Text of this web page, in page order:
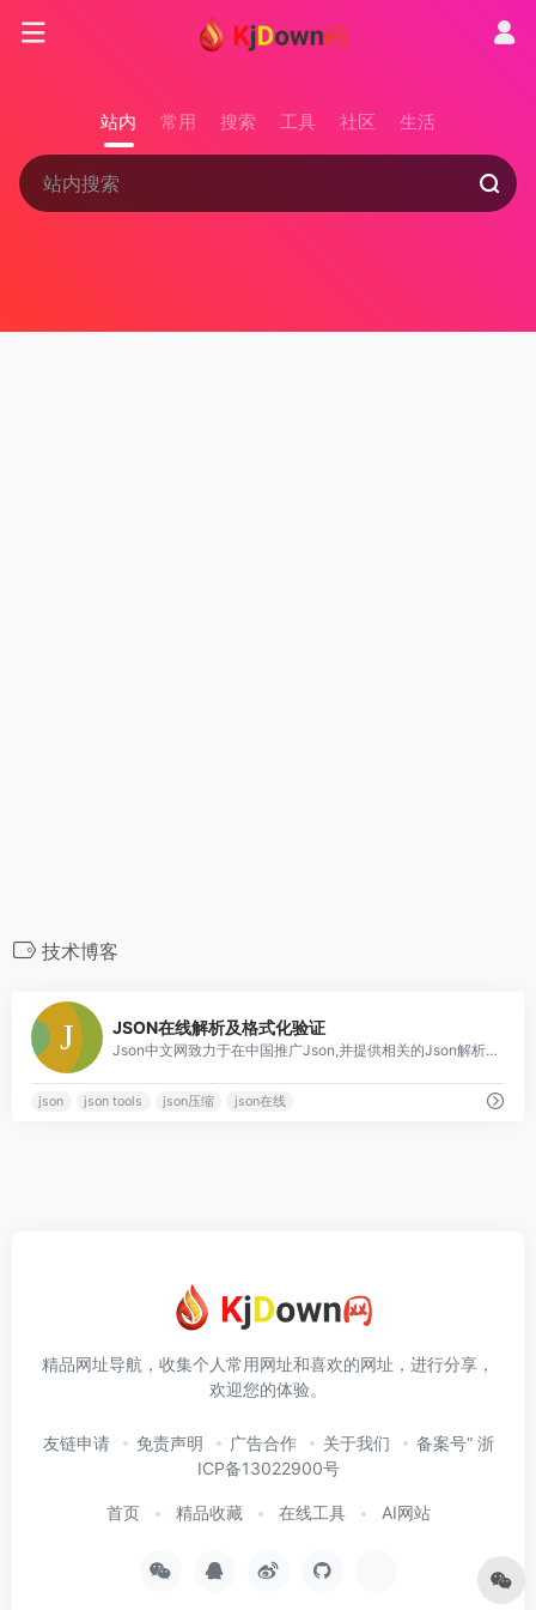
站内 常用 搜索 工具 社区 生活
技术博客
JSON在线解析及格式化验证
Json中文网致力于在中国推广Json,并提供相关的Json解析、验证、格式化、压缩、编辑器以及Json与XML相互转换等服务
json json tools json压缩 json在线
精品网址导航，收集个人常用网址和喜欢的网址，进行分享，
欢迎您的体验。
友链申请 免责声明 广告合作 关于我们
备案号“ 浙
ICP备13022900号
首页 精品收藏 在线工具 AI网站